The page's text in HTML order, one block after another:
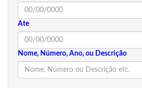
Ate
Nome, Número, Ano, ou Descrição